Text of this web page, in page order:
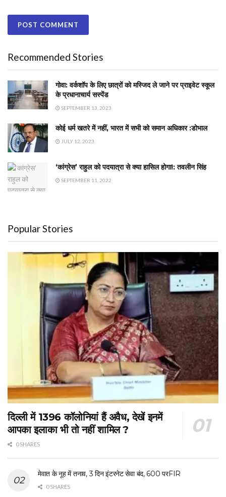
Recommended Stories
गोवा: वर्कशॉप के लिए छात्रों को मस्जिद ले जाने पर प्राइवेट स्कूल
के प्रधानाचार्य सस्पेंड
SEPTEMBER 13, 2023
कोई धर्म खतरे में नहीं, भारत में सभी को समान अधिकार :डोभाल
JULY 12, 2023
‘कांग्रेस’ राहुल को पदयात्रा से क्या हासिल होगा!: तवलीन सिंह
SEPTEMBER 11, 2022
Popular Stories
दिल्ली में 1396 कॉलोनियां हैं अवैध, देखें इनमें
आपका इलाका भी तो नहीं शामिल ?
0 SHARES
मेवात के नूह में तनाव, 3 दिन इंटरनेट सेवा बंद, 600 परFIR
0 SHARES